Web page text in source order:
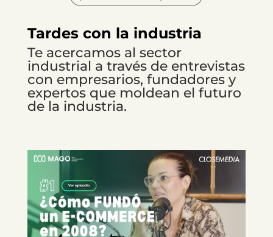
Tardes con la industria
Te acercamos al sector
industrial a través de entrevistas
con empresarios, fundadores y
expertos que moldean el futuro
de la industria.